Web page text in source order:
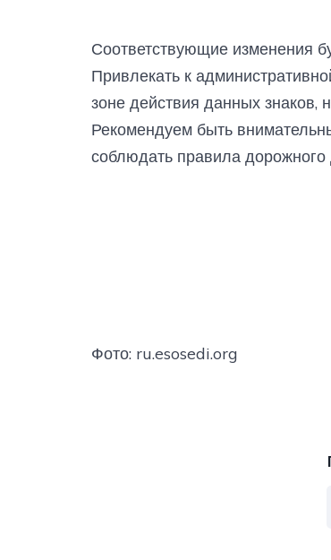
Соответствующие изменения
Привлекать к
зоне действия данных знаков,
Рекомендуем быть
соблюдать правила
Фото: ru.esosedi.org